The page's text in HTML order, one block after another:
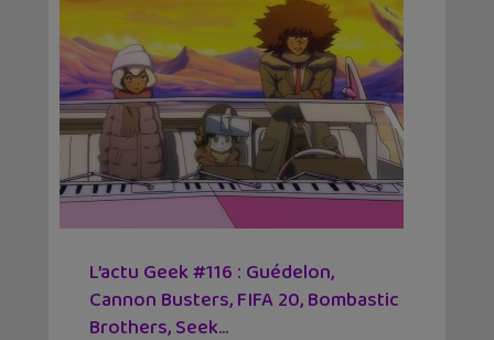
L’actu Geek #116 : Guédelon,
Cannon Busters, FIFA 20, Bombastic
Brothers, Seek…